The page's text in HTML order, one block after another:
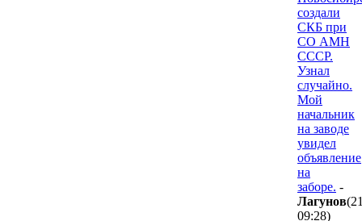
создали
СКБ при
СО АМН
СССР.
Узнал
случайно.
Мой
начальник
на заводе
увидел
объявление
на
заборе. -
Лaгyнoв
09:28)